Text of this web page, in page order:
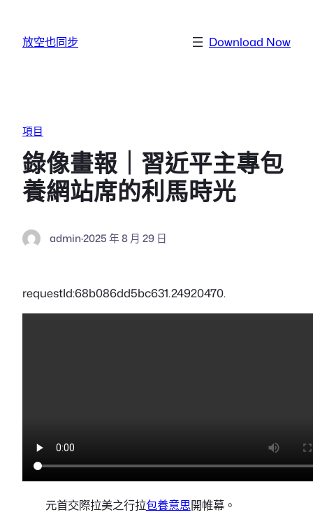
放空也同步 Download Now
項目
錄像畫報｜習近平主專包
養網站席的利馬時光
admin·2025 年 8 月 29 日
requestId:68b086dd5bc631.24920470.
元首交際拉美之行拉包養意思開帷幕。